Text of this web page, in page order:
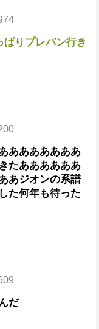
りプレバン行き
あああああああ
たああああああ
あジオンの系譜
た何年も待った
だ